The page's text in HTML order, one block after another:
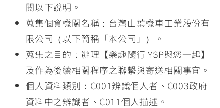
閱以下說明。
蒐集個資機關名稱：台灣山葉機車工業股份有
限公司（以下簡稱「本公司」）。
蒐集之目的：辦理【樂趣隨行 YSP與您一起】
及作為後續相關程序之聯繫與寄送相關事宜。
個人資料類別：C001辨識個人者、C003政府
資料中之辨識者、C011個人描述。